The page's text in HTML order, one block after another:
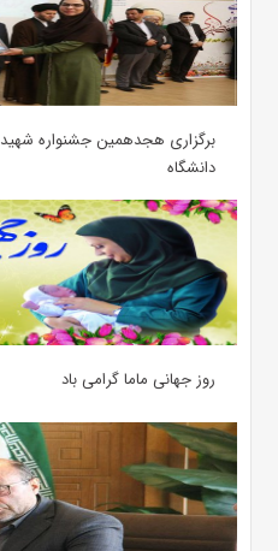
برگزاری هجدهمین جشنواره شهید
دانشگاه
روز جهانی ماما گرامی باد